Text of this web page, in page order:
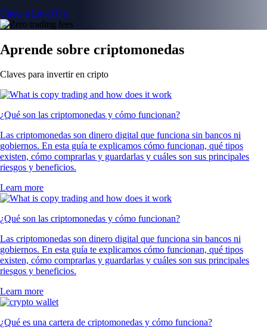
Únete a Level Up
Aprende sobre criptomonedas
Claves para invertir en cripto
¿Qué son las criptomonedas y cómo funcionan?
Las criptomonedas son dinero digital que funciona sin bancos ni
gobiernos. En esta guía te explicamos cómo funcionan, qué tipos
existen, cómo comprarlas y guardarlas y cuáles son sus principales
riesgos y beneficios.
Learn more
¿Qué son las criptomonedas y cómo funcionan?
Las criptomonedas son dinero digital que funciona sin bancos ni
gobiernos. En esta guía te explicamos cómo funcionan, qué tipos
existen, cómo comprarlas y guardarlas y cuáles son sus principales
riesgos y beneficios.
Learn more
¿Qué es una cartera de criptomonedas y cómo funciona?